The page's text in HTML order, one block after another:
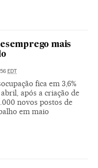
mais
EDT
fica em 3,6%
após a criação de
novos postos de
em maio